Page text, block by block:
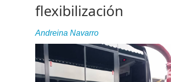
flexibilización
Andreina Navarro